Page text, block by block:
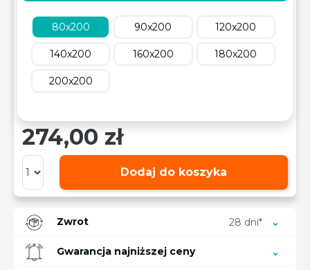
80x200 90x200 120x200
140x200 160x200 180x200
200x200
274,00 zł
Dodaj do koszyka
Zwrot 28 dni*
Gwarancja najniższej ceny